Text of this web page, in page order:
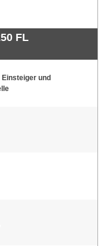
FL
und